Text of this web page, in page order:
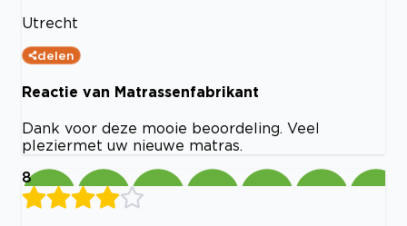
Utrecht
delen
Reactie van Matrassenfabrikant
Dank voor deze mooie beoordeling. Veel
pleziermet uw nieuwe matras.
8